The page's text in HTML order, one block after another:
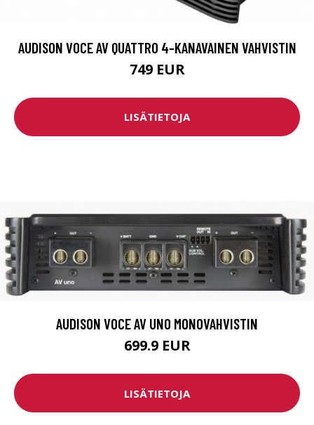
AUDISON VOCE AV QUATTRO 4-KANAVAINEN VAHVISTIN
749 EUR
LISÄTIETOJA
AUDISON VOCE AV UNO MONOVAHVISTIN
699.9 EUR
LISÄTIETOJA